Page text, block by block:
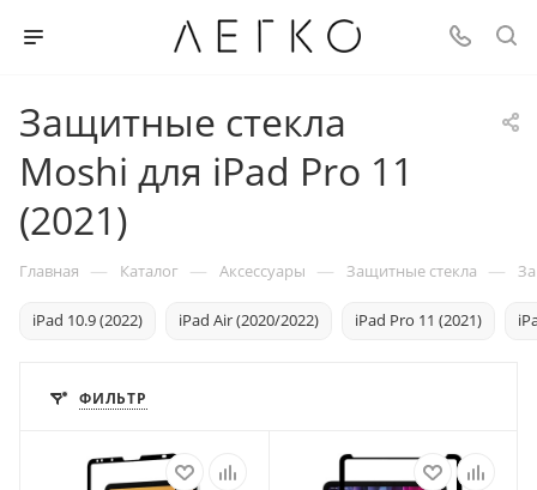
Защитные стекла
Moshi для iPad Pro 11
(2021)
Главная — Каталог — Аксессуары — Защитные стекла —
iPad 10.9 (2022) iPad Air (2020/2022) iPad Pro 11 (2021)
ФИЛЬТР